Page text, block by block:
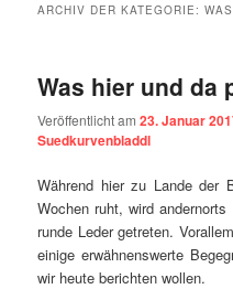
ARCHIV DER KATEGORIE:
Was hier und da
Veröffentlicht am23. Januar
Suedkurvenbladdl
Während hier zu Lande der
Wochen ruht, wird
runde Leder getreten.
einige erwähnenswerte
wir heute berichten wollen.